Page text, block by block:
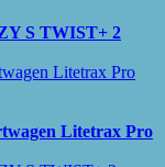
S TWIST+ 2
Litetrax Pro